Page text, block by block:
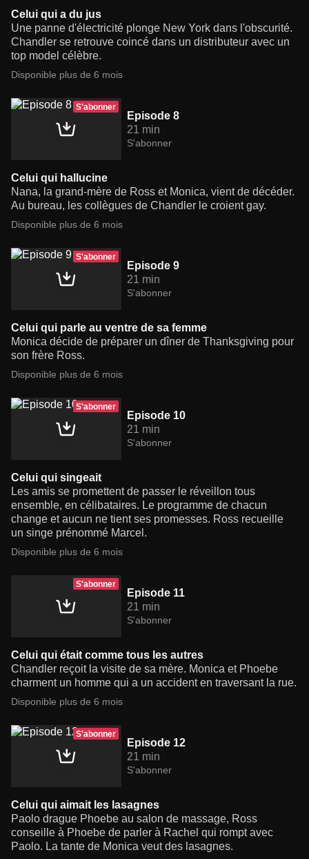
Celui qui a du jus
Une panne d'électricité plonge New York dans l'obscurité.
Chandler se retrouve coincé dans un distributeur avec un
top model célèbre.
Disponible plus de 6 mois
S'abonner
Episode 8
21 min
S'abonner
Celui qui hallucine
Nana, la grand-mère de Ross et Monica, vient de décéder.
Au bureau, les collègues de Chandler le croient gay.
Disponible plus de 6 mois
S'abonner
Episode 9
21 min
S'abonner
Celui qui parle au ventre de sa femme
Monica décide de préparer un dîner de Thanksgiving pour
son frère Ross.
Disponible plus de 6 mois
S'abonner
Episode 10
21 min
S'abonner
Celui qui singeait
Les amis se promettent de passer le réveillon tous
ensemble, en célibataires. Le programme de chacun
change et aucun ne tient ses promesses. Ross recueille
un singe prénommé Marcel.
Disponible plus de 6 mois
S'abonner
Episode 11
21 min
S'abonner
Celui qui était comme tous les autres
Chandler reçoit la visite de sa mère. Monica et Phoebe
charment un homme qui a un accident en traversant la rue.
Disponible plus de 6 mois
S'abonner
Episode 12
21 min
S'abonner
Celui qui aimait les lasagnes
Paolo drague Phoebe au salon de massage, Ross
conseille à Phoebe de parler à Rachel qui rompt avec
Paolo. La tante de Monica veut des lasagnes.